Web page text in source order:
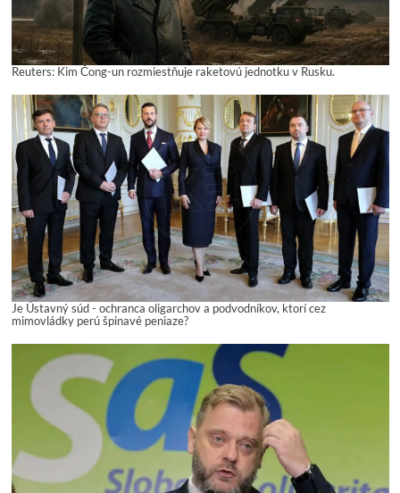
Reuters: Kim Čong-un rozmiestňuje raketovú jednotku v Rusku.
Je Ústavný súd - ochranca oligarchov a podvodníkov, ktorí cez
mimovládky perú špinavé peniaze?